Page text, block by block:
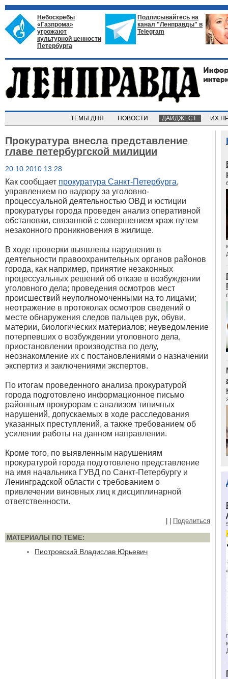
Небоскрёбы
«Газпрома»
угрожают
культурной ценности
Петербурга
Подписывайтесь на
канал "Ленправды" в
Telegram
ТЕМЫ ДНЯ НОВОСТИ ДАЙДЖЕСТ ИХ
Прокуратура внесла представление
главе петербургской милиции
20.10.2010 13:28
Как сообщает прокуратура Санкт-Петербурга,
управлением по надзору за уголовно-
процессуальной деятельностью ОВД и юстиции
прокуратуры города проведен анализ оперативной
обстановки, связанной с совершением краж путем
незаконного проникновения в жилище.
В ходе проверки выявлены нарушения в
деятельности правоохранительных органов районов
города, как например, принятие незаконных
процессуальных решений об отказе в возбуждении
уголовного дела; проведения осмотров мест
происшествий неуполномоченными на то лицами;
неотражение в протоколах осмотров сведений о
месте обнаружения следов пальцев рук, обуви,
материи, биологических материалов; неуведомление
потерпевших о возбуждении уголовного дела,
приостановлении производства по делу,
неознакомление их с постановлениями о назначении
экспертиз и заключениями экспертов.
По итогам проведенного анализа прокуратурой
города подготовлено информационное письмо
районным прокурорам с анализом типичных
нарушений, допускаемых в ходе расследования
указанных преступлений, а также требованием об
усилении работы на данном направлении.
Кроме того, по выявленным нарушениям
прокуратурой города подготовлено представление
на имя начальника ГУВД по Санкт-Петербургу и
Ленинградской области с требованием о
привлечении виновных лиц к дисциплинарной
ответственности.
Поделиться
МАТЕРИАЛЫ ПО ТЕМЕ:
Пиотровский Владислав Юрьевич